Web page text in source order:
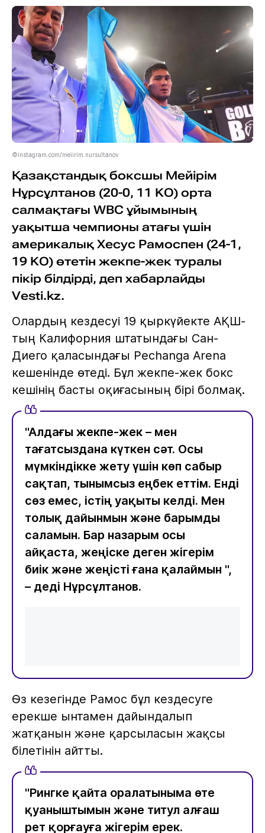
©instagram.com/meiirim.nursultanov
Қазақстандық боксшы Мейірім
Нұрсұлтанов (20-0, 11 KO) орта
салмақтағы WBC ұйымының
уақытша чемпионы атағы үшін
америкалық Хесус Рамоспен (24-1,
19 KO) өтетін жекпе-жек туралы
пікір білдірді, деп хабарлайды
Vesti.kz.
Олардың кездесуі 19 қыркүйекте АҚШ-
тың Калифорния штатындағы Сан-
Диего қаласындағы Pechanga Arena
кешенінде өтеді. Бұл жекпе-жек бокс
кешінің басты оқиғасының бірі болмақ.
"Алдағы жекпе-жек – мен
тағатсыздана күткен сәт. Осы
мүмкіндікке жету үшін көп сабыр
сақтап, тынымсыз еңбек еттім. Енді
сөз емес, істің уақыты келді. Мен
толық дайынмын және барымды
саламын. Бар назарым осы
айқаста, жеңіске деген жігерім
биік және жеңісті ғана қалаймын ",
– деді Нұрсұлтанов.
Өз кезегінде Рамос бұл кездесуге
ерекше ынтамен дайындалып
жатқанын және қарсыласын жақсы
білетінін айтты.
"Рингке қайта оралатыныма өте
қуаныштымын және титул алғаш
рет қорғауға жігерім ерек.